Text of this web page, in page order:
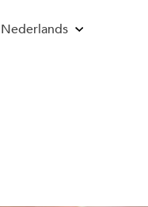
Nederlands